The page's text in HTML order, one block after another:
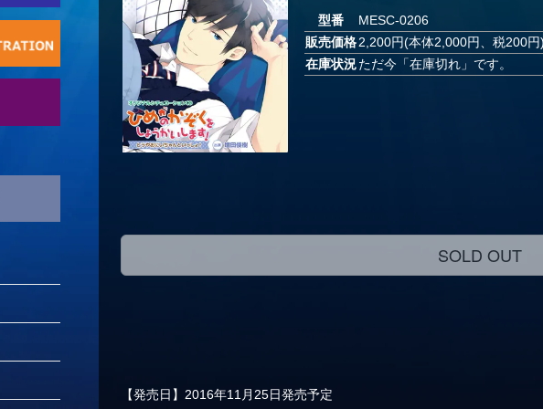
型番
MESC-0206
販売価格2,200円(本体2,000円、税200円
在庫状況ただ今「在庫切れ」です。
SOLD OUT
【発売日】2016年11月25日発売予定